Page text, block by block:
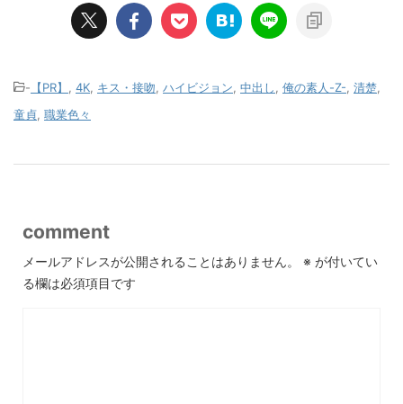
- 【PR】 4K キス・接吻 ハイビジョン 中出し 俺の素人-Z- 清楚
童貞 職業色々
comment
メールアドレスが公開されることはありません。 ※ が付いてい
る欄は必須項目です